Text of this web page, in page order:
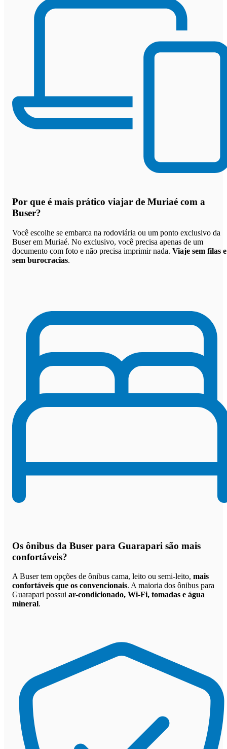
Por que é mais prático viajar de Muriaé com a
Buser?
Você escolhe se embarca na rodoviária ou um ponto exclusivo da
Buser em Muriaé. No exclusivo, você precisa apenas de um
documento com foto e não precisa imprimir nada. Viaje sem filas e
sem burocracias.
Os ônibus da Buser para Guarapari são mais
confortáveis?
A Buser tem opções de ônibus cama, leito ou semi-leito, mais
confortáveis que os convencionais. A maioria dos ônibus para
Guarapari possui ar-condicionado, Wi-Fi, tomadas e água
mineral.